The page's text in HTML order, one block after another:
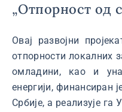
„Отпорност од
Овај развојни
отпорности локалних
омладини, као и
енергији, финансиран
Србије, а реализује